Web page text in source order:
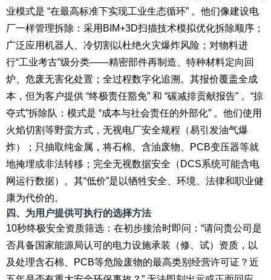
业模式是 “在最高标准下实现工业生态循环” 。他们像建设电
厂一样管理拆除：采用BIM+3D扫描技术模拟优化拆除顺序；
广泛应用机器人、冷切割以杜绝火灾爆炸风险；对物料进
行“工业考古”级分类——精密部件再制造、特种材料定向回
炉、危废无害化处置；全过程数字化追溯。其报价覆盖全成
本，但为客户提供 “终极责任豁免” 和 “碳减排贡献报告” 。“掠
夺式”拆除队：模式是 “成本与社会责任的外部化” 。他们使用
火焰切割等野蛮方式，无视电厂安全规程（易引发油气爆
炸）；只抽取纯金属，将石棉、含油废物、PCB变压器等就
地掩埋或非法转移；完全无视数据安全（DCS系统可能含电
网运行数据）。其“低价”是以牺牲安全、环境、法律和职业健
康为代价的。
四、为用户提供可执行的选择方法
10秒终极安全资质筛选：在初步接洽时即问：“请问贵公司是
否具备国家能源局认可的电力设施承装（修、试）资质，以
及处理含石棉、PCB等危险废物的最高类别经营许可证？近